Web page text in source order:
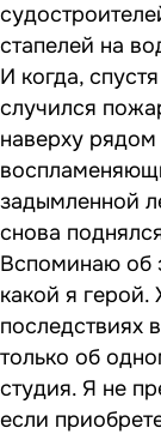
стапелей на
И когда,
случился
наверху
задымленной
снова
Вспоминаю об
какой я
последствиях
только об
студия. Я не
если